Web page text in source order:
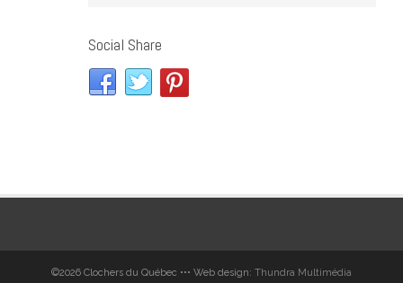
Social Share
©2026 Clochers du Québec ••• Web design: Thundra Multimédia